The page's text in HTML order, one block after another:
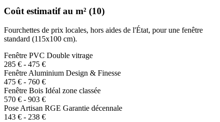
Coût estimatif au m² (10)
Fourchettes de prix locales, hors aides de l'État, pour une fenêtre
standard (115x100 cm).
Fenêtre PVC Double vitrage
285 € - 475 €
Fenêtre Aluminium Design & Finesse
475 € - 760 €
Fenêtre Bois Idéal zone classée
570 € - 903 €
Pose Artisan RGE Garantie décennale
143 € - 238 €